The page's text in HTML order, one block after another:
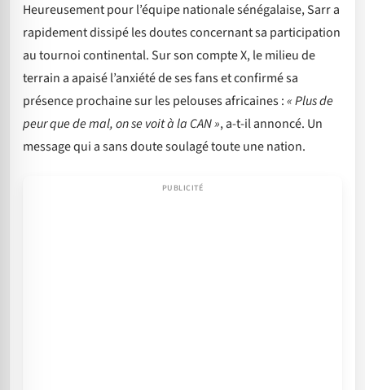
Heureusement pour l’équipe nationale sénégalaise, Sarr a
rapidement dissipé les doutes concernant sa participation
au tournoi continental. Sur son compte X, le milieu de
terrain a apaisé l’anxiété de ses fans et confirmé sa
présence prochaine sur les pelouses africaines :« Plus de
peur que de mal, on se voit à la CAN », a-t-il annoncé. Un
message qui a sans doute soulagé toute une nation.